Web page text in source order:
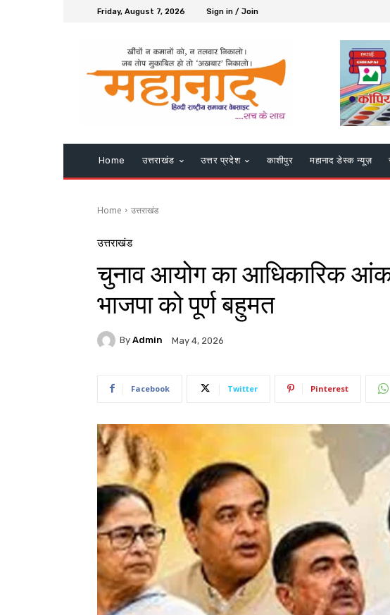
Friday, August 7, 2026 Sign in / Join
Home उत्तराखंड उत्तर प्रदेश काशीपुर महानाद डेस्क न्यूज़
Home उत्तराखंड
उत्तराखंड
चुनाव आयोग का आधिकारिक
भाजपा को पूर्ण बहुमत
By Admin May 4, 2026
Facebook Twitter Pinterest